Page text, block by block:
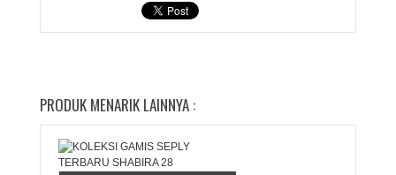
PRODUK MENARIK LAINNYA :